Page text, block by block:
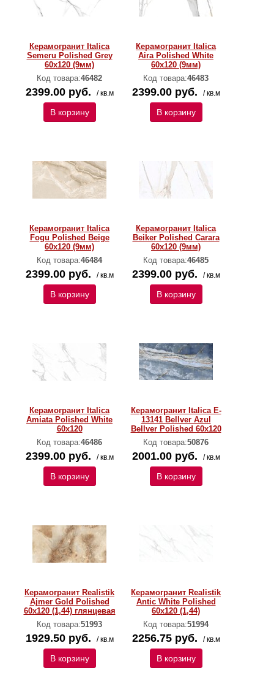
Керамогранит Italica
Semeru Polished Grey
60х120 (9мм)
Код товара:46482
2399.00 руб. / кв.м
В корзину
Керамогранит Italica
Aira Polished White
60х120 (9мм)
Код товара:46483
2399.00 руб. / кв.м
В корзину
Керамогранит Italica
Fogu Polished Beige
60х120 (9мм)
Код товара:46484
2399.00 руб. / кв.м
В корзину
Керамогранит Italica
Beiker Polished Carara
60х120 (9мм)
Код товара:46485
2399.00 руб. / кв.м
В корзину
Керамогранит Italica
Amiata Polished White
60х120
Код товара:46486
2399.00 руб. / кв.м
В корзину
Керамогранит Italica E-
13141 Bellver Azul
Bellver Polished 60х120
Код товара:50876
2001.00 руб. / кв.м
В корзину
Керамогранит Realistik
Ajmer Gold Polished
60x120 (1,44) глянцевая
Код товара:51993
1929.50 руб. / кв.м
В корзину
Керамогранит Realistik
Antic White Polished
60x120 (1,44)
Код товара:51994
2256.75 руб. / кв.м
В корзину